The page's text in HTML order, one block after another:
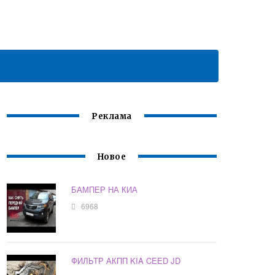
Реклама
Новое
БАМПЕР НА КИА
6968
ФИЛЬТР АКПП KIA CEED JD